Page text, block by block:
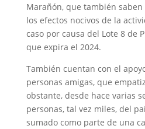
Marañón, que también
los efectos nocivos de la
caso por causa del Lote 8 de
que expira el 2024.
También cuentan con el
personas amigas, que
obstante, desde hace varias
personas, tal vez miles, del
sumado como parte de una